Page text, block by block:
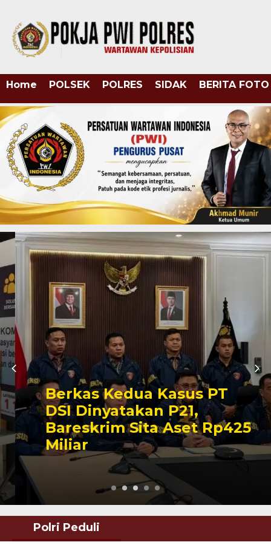
Home POLSEK POLRES SIDAK BERITA FOTO
Berkas Kedua Kasus PT
DSI Dinyatakan P21,
Bareskrim Sita Aset Rp425
Miliar
Polri Peduli